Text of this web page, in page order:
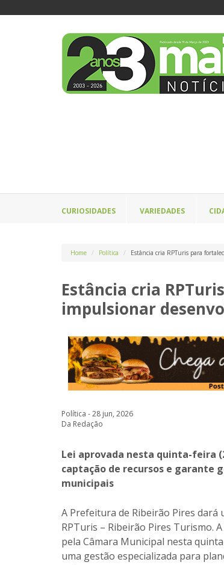
CURIOSIDADES VARIEDADES
Home Política Estância cria RPTuris para
Estância cria
impulsionar
Política - 28 jun, 2026
Da Redação
Lei aprovada nesta quinta-feira
captação de recursos e garante
municipais
A Prefeitura de Ribeirão Pires
RPTuris – Ribeirão Pires Turismo.
pela Câmara Municipal nesta
uma gestão especializada para